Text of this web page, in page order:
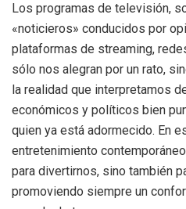
Los programas de televisión,
«noticieros» conducidos por
plataformas de streaming,
sólo nos alegran por un rato,
la realidad que interpretamos
económicos y políticos bien
quien ya está adormecido. En
entretenimiento
para divertirnos, sino también
promoviendo siempre un